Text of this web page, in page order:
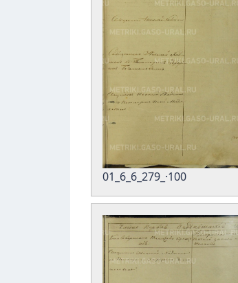
01_6_6_279_·100